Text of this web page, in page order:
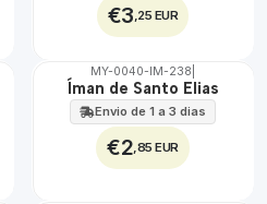
€3 ,25 EUR
🇵🇹
100%
MY-0040-IM-238
Íman de Santo Elias
Envio de 1 a 3 dias
€2 ,85 EUR